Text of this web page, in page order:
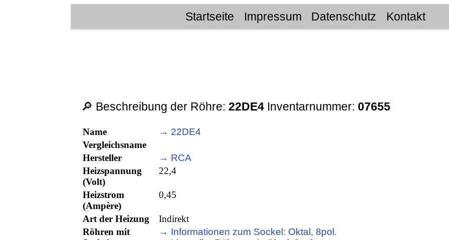
Startseite Impressum Datenschutz Kontakt
🔎 Beschreibung der Röhre:22DE4 Inventarnummer: 07655
Name
→ 22DE4
Vergleichsname
Hersteller
→ RCA
Heizspannung
(Volt)
22,4
Heizstrom
(Ampère)
0,45
Art der Heizung
Indirekt
Röhren mit
→ Informationen zum Sockel: Oktal, 8pol.